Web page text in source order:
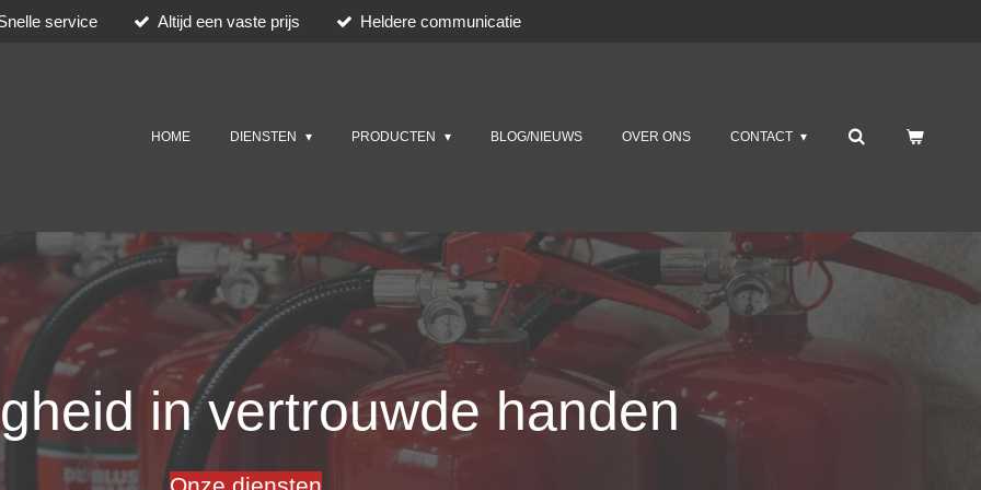
service Altijd een vaste prijs Heldere communicatie
HOME DIENSTEN PRODUCTEN BLOG/NIEUWS OVER ONS CONTACT
in vertrouwde handen